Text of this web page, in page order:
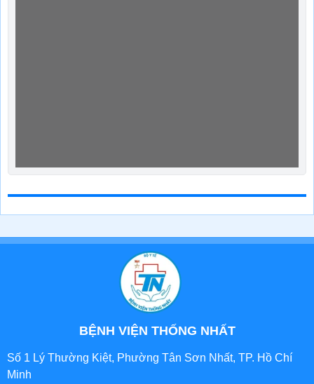
BỆNH VIỆN THỐNG NHẤT
Số 1 Lý Thường Kiệt, Phường Tân Sơn Nhất, TP. Hồ Chí
Minh